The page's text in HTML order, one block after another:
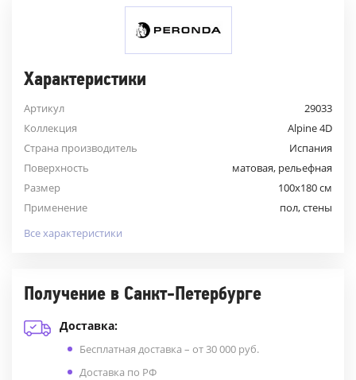
Характеристики
Артикул
29033
Коллекция
Alpine 4D
Страна производитель
Испания
Поверхность
матовая, рельефная
Размер
100x180 см
Применение
пол, стены
Все характеристики
Получение в Санкт-Петербурге
Доставка:
Бесплатная доставка – от 30 000 руб.
Доставка по РФ